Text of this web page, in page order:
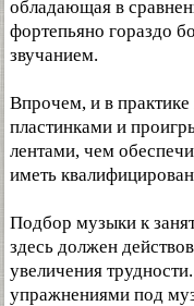
обладающая в
фортепьяно гораздо
звучанием.
Впрочем, и в практике
пластинками и
лентами, чем
иметь
Подбор музыки к
здесь должен
увеличения
упражнениями под